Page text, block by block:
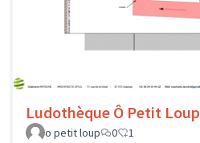
Ludothèque Ô Petit Loup
o petit loup
0 1